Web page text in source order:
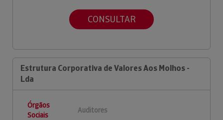
CONSULTAR
Estrutura Corporativa de Valores Aos Molhos -
Lda
Órgãos
Sociais
Auditores